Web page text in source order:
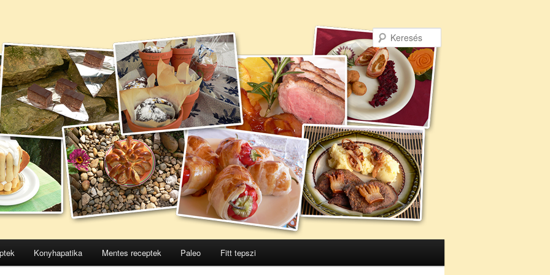
Konyhapatika Mentes receptek Paleo Fitt tepszi